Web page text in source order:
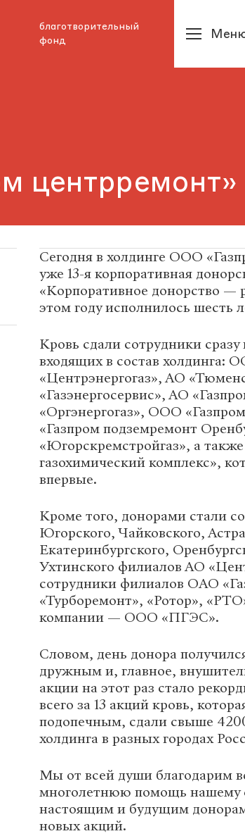
благотворительный
фонд
центрремонт»
Сегодня в холдинге ООО
уже 13-я корпоративная
«Корпоративное донорство —
этом году исполнилось шесть
Кровь сдали сотрудники
входящих в состав холдинга:
«Центрэнергогаз», АО
«Газэнергосервис», АО
«Оргэнергогаз», ООО
«Газпром подземремонт
«Югорскремстройгаз», а
газохимический комплекс»,
впервые.
Кроме того, донорами стали
Югорского, Чайковского,
Екатеринбургского,
Ухтинского филиалов АО
сотрудники филиалов ОАО
«Турборемонт», «Ротор»,
компании — ООО «ПГЭС».
Словом, день донора
дружным и, главное,
акции на этот раз стало
всего за 13 акций кровь,
подопечным, сдали свыше
холдинга в разных городах
Мы от всей души благодарим
многолетнюю помощь нашему
настоящим и будущим
новых акций.